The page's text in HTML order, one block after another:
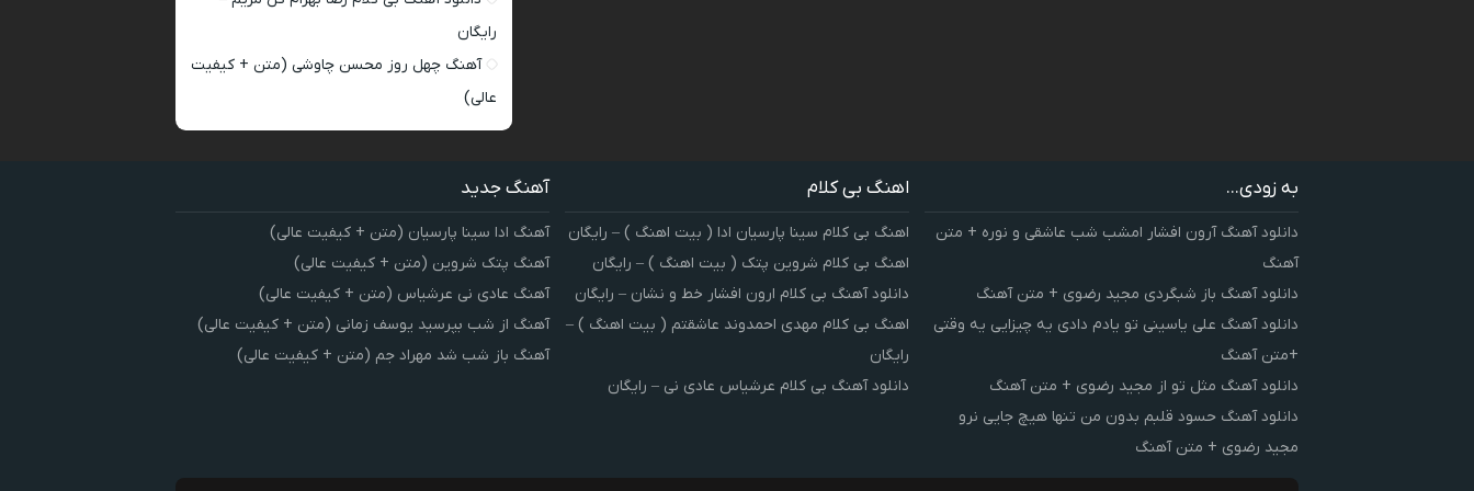
رایگان
آهنگ چهل روز محسن چاوشی (متن + کیفیت
عالی)
به زودی...
دانلود آهنگ آرون افشار امشب شب عاشقی و نوره + متن
آهنگ
دانلود آهنگ باز شبگردی مجید رضوی + متن آهنگ
دانلود آهنگ علی یاسینی تو یادم دادی یه چیزایی یه وقتی
+متن آهنگ
دانلود آهنگ مثل تو از مجید رضوی + متن آهنگ
دانلود آهنگ حسود قلبم بدون من تنها هیچ جایی نرو
مجید رضوی + متن آهنگ
اهنگ بی کلام
اهنگ بی کلام سینا پارسیان ادا ( بیت اهنگ ) – رایگان
اهنگ بی کلام شروین پتک ( بیت اهنگ ) – رایگان
دانلود آهنگ بی کلام ارون افشار خط و نشان – رایگان
اهنگ بی کلام مهدی احمدوند عاشقتم ( بیت اهنگ ) –
رایگان
دانلود آهنگ بی کلام عرشیاس عادی نی – رایگان
آهنگ جدید
آهنگ ادا سینا پارسیان (متن + کیفیت عالی)
آهنگ پتک شروین (متن + کیفیت عالی)
آهنگ عادی نی عرشیاس (متن + کیفیت عالی)
آهنگ از شب بپرسید یوسف زمانی (متن + کیفیت عالی)
آهنگ باز شب شد مهراد جم (متن + کیفیت عالی)